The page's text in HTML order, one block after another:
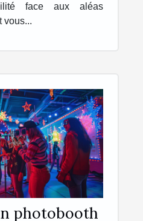
face aux aléas
vous...
photobooth